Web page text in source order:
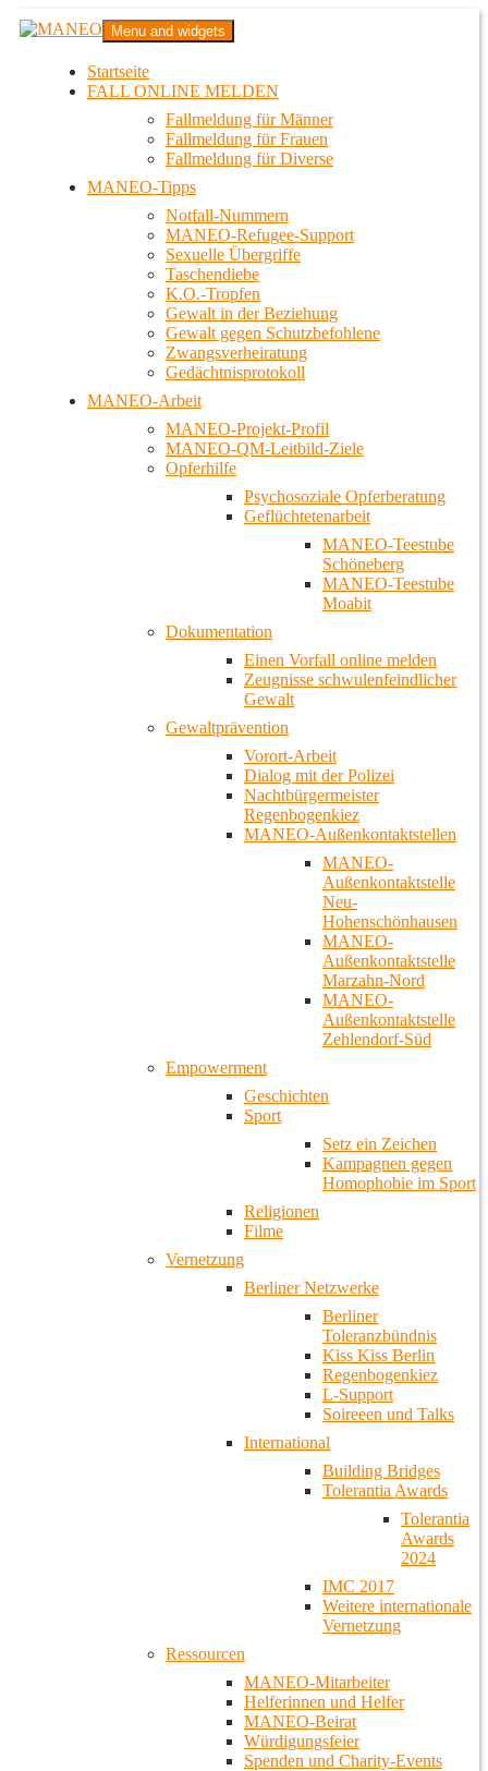
Zum
InhaltMANEO
Das schwule Anti-Gewalt-Projekt in Berlin
Menu and widgets
Startseite
FALL ONLINE MELDEN
Fallmeldung für Männer
Fallmeldung für Frauen
Fallmeldung für Diverse
MANEO-Tipps
Notfall-Nummern
MANEO-Refugee-Support
Sexuelle Übergriffe
Taschendiebe
K.O.-Tropfen
Gewalt in der Beziehung
Gewalt gegen Schutzbefohlene
Zwangsverheiratung
Gedächtnisprotokoll
MANEO-Arbeit
MANEO-Projekt-Profil
MANEO-QM-Leitbild-Ziele
Opferhilfe
Psychosoziale Opferberatung
Geflüchtetenarbeit
MANEO-Teestube
Schöneberg
MANEO-Teestube
Moabit
Dokumentation
Einen Vorfall online melden
Zeugnisse schwulenfeindlicher
Gewalt
Gewaltprävention
Vorort-Arbeit
Dialog mit der Polizei
Nachtbürgermeister
Regenbogenkiez
MANEO-Außenkontaktstellen
MANEO-
Außenkontaktstelle
Neu-
Hohenschönhausen
MANEO-
Außenkontaktstelle
Marzahn-Nord
MANEO-
Außenkontaktstelle
Zehlendorf-Süd
Empowerment
Geschichten
Sport
Setz ein Zeichen
Kampagnen gegen
Homophobie im Sport
Religionen
Filme
Vernetzung
Berliner Netzwerke
Berliner
Toleranzbündnis
Kiss Kiss Berlin
Regenbogenkiez
L-Support
Soireeen und Talks
International
Building Bridges
Tolerantia Awards
Tolerantia
Awards
2024
IMC 2017
Weitere internationale
Vernetzung
Ressourcen
MANEO-Mitarbeiter
Helferinnen und Helfer
MANEO-Beirat
Würdigungsfeier
Spenden und Charity-Events